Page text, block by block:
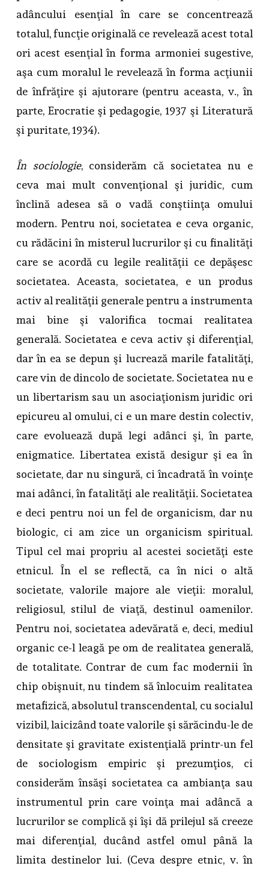
adâncului esenţial în care se concentrează
totalul, funcţie originală ce revelează acest total
ori acest esenţial în forma armoniei sugestive,
aşa cum moralul le revelează în forma acţiunii
de înfrăţire şi ajutorare (pentru aceasta, v., în
parte, Erocratie şi pedagogie, 1937 şi Literatură
şi puritate, 1934).
În sociologie, considerăm că societatea nu e
ceva mai mult convenţional şi juridic, cum
înclină adesea să o vadă conştiinţa omului
modern. Pentru noi, societatea e ceva organic,
cu rădăcini în misterul lucrurilor şi cu finalităţi
care se acordă cu legile realităţii ce depăşesc
societatea. Aceasta, societatea, e un produs
activ al realităţii generale pentru a instrumenta
mai bine şi valorifica tocmai realitatea
generală. Societatea e ceva activ şi diferenţial,
dar în ea se depun şi lucrează marile fatalităţi,
care vin de dincolo de societate. Societatea nu e
un libertarism sau un asociaţionism juridic ori
epicureu al omului, ci e un mare destin colectiv,
care evoluează după legi adânci şi, în parte,
enigmatice. Libertatea există desigur şi ea în
societate, dar nu singură, ci încadrată în voinţe
mai adânci, în fatalităţi ale realităţii. Societatea
e deci pentru noi un fel de organicism, dar nu
biologic, ci am zice un organicism spiritual.
Tipul cel mai propriu al acestei societăţi este
etnicul. În el se reflectă, ca în nici o altă
societate, valorile majore ale vieţii: moralul,
religiosul, stilul de viaţă, destinul oamenilor.
Pentru noi, societatea adevărată e, deci, mediul
organic ce-l leagă pe om de realitatea generală,
de totalitate. Contrar de cum fac modernii în
chip obişnuit, nu tindem să înlocuim realitatea
metafizică, absolutul transcendental, cu socialul
vizibil, laicizând toate valorile şi sărăcindu-le de
densitate şi gravitate existenţială printr-un fel
de sociologism empiric şi prezumţios, ci
considerăm însăşi societatea ca ambianţa sau
instrumentul prin care voinţa mai adâncă a
lucrurilor se complică şi îşi dă prilejul să creeze
mai diferenţial, ducând astfel omul până la
limita destinelor lui. (Ceva despre etnic, v. în